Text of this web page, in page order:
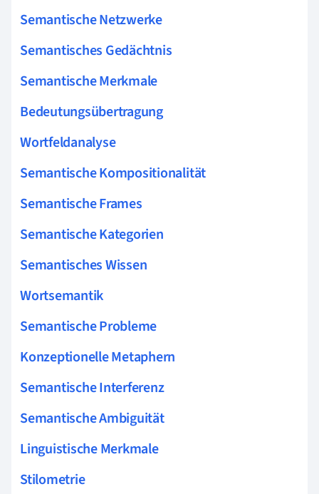
Semantische Netzwerke
Semantisches Gedächtnis
Semantische Merkmale
Bedeutungsübertragung
Wortfeldanalyse
Semantische Kompositionalität
Semantische Frames
Semantische Kategorien
Semantisches Wissen
Wortsemantik
Semantische Probleme
Konzeptionelle Metaphern
Semantische Interferenz
Semantische Ambiguität
Linguistische Merkmale
Stilometrie